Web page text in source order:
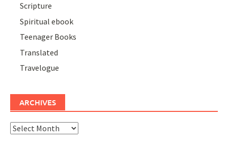
Scripture
Spiritual ebook
Teenager Books
Translated
Travelogue
ARCHIVES
Archives